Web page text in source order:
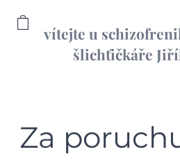
vítejte u
šlichťičkáře
Za